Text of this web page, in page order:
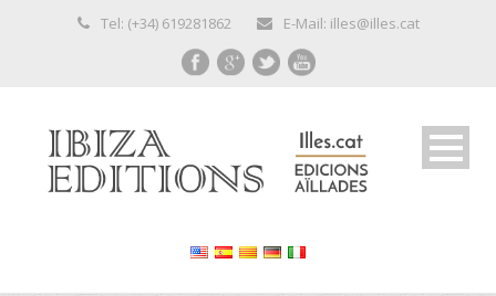
Tel: (+34) 619281862 E-Mail: illes@illes.cat